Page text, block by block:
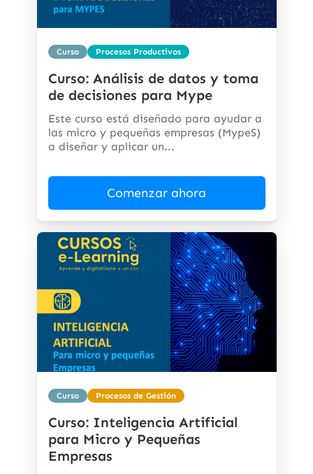
Curso Procesos Productivos
Curso: Análisis de datos y toma
de decisiones para Mype
Este curso está diseñado para ayudar a
las micro y pequeñas empresas (MypeS)
a diseñar y aplicar un...
Comenzar ahora
Curso Procesos de Gestión
Curso: Inteligencia Artificial
para Micro y Pequeñas
Empresas